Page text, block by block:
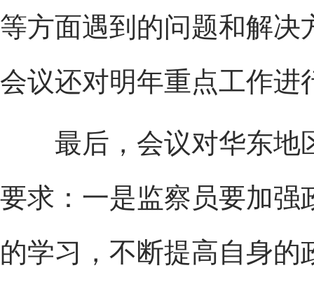
等方面遇到的问题和解决
会议还对明年重点工作
最后，会议对华东地
要求：一是监察员要加强
的学习，不断提高自身